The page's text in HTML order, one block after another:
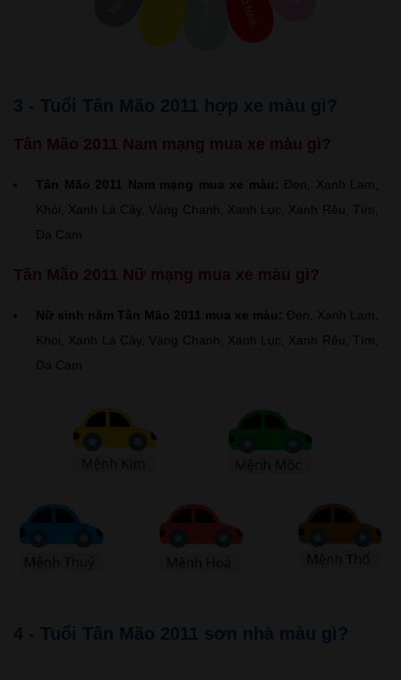
3 - Tuổi Tân Mão 2011 hợp xe màu gì?
Tân Mão 2011 Nam mạng mua xe màu gì?
Tân Mão 2011 Nam mạng mua xe màu: Đen, Xanh Lam,
Khói, Xanh Lá Cây, Vàng Chanh, Xanh Lục, Xanh Rêu, Tím,
Da Cam
Tân Mão 2011 Nữ mạng mua xe màu gì?
Nữ sinh năm Tân Mão 2011 mua xe màu: Đen, Xanh Lam,
Khói, Xanh Lá Cây, Vàng Chanh, Xanh Lục, Xanh Rêu, Tím,
Da Cam
4 - Tuổi Tân Mão 2011 sơn nhà màu gì?